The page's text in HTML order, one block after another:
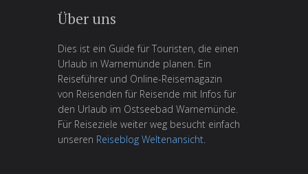
Über uns
Dies ist ein Guide für Touristen, die einen
Urlaub in Warnemünde planen. Ein
Reiseführer und Online-Reisemagazin
von Reisenden für Reisende mit Infos für
den Urlaub im Ostseebad Warnemünde.
Für Reiseziele weiter weg besucht einfach
unseren Reiseblog Weltenansicht.